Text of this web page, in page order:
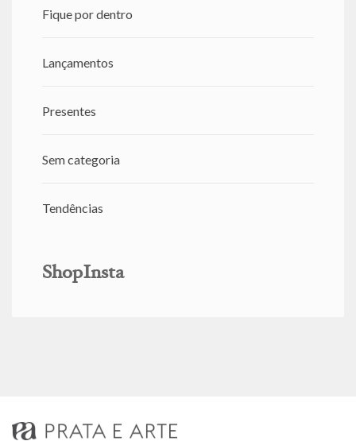
Fique por dentro
Lançamentos
Presentes
Sem categoria
Tendências
ShopInsta